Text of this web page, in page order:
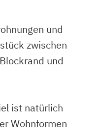
und
zwischen
und
ist natürlich
Wohnformen